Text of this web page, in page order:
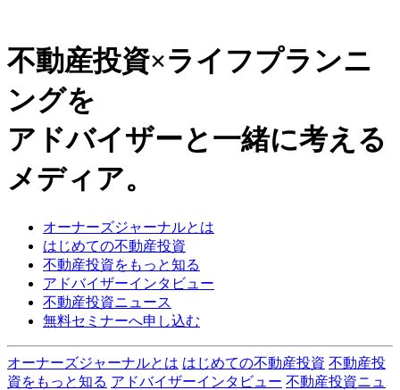
不動産投資×ライフプランニ
ングを
アドバイザーと一緒に考える
メディア。
オーナーズジャーナルとは
はじめての不動産投資
不動産投資をもっと知る
アドバイザーインタビュー
不動産投資ニュース
無料セミナーへ申し込む
オーナーズジャーナルとは はじめての不動産投資 不動産投
資をもっと知る アドバイザーインタビュー 不動産投資ニュ